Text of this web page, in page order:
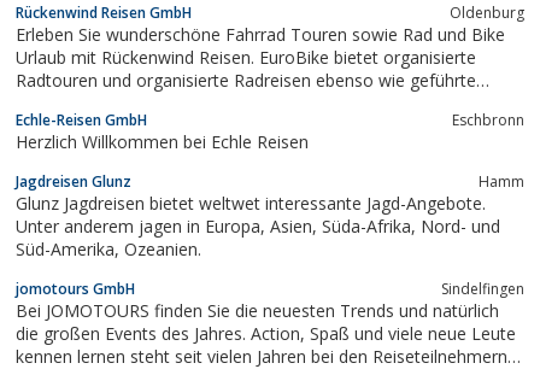
Rückenwind Reisen GmbH Oldenburg
Erleben Sie wunderschöne Fahrrad Touren sowie Rad und Bike
Urlaub mit Rückenwind Reisen. EuroBike bietet organisierte
Radtouren und organisierte Radreisen ebenso wie geführte
Radtouren und Radreisen.
Echle-Reisen GmbH Eschbronn
Herzlich Willkommen bei Echle Reisen
Jagdreisen Glunz Hamm
Glunz Jagdreisen bietet weltwet interessante Jagd-Angebote.
Unter anderem jagen in Europa, Asien, Süda-Afrika, Nord- und
Süd-Amerika, Ozeanien.
jomotours GmbH Sindelfingen
Bei JOMOTOURS finden Sie die neuesten Trends und natürlich
die großen Events des Jahres. Action, Spaß und viele neue Leute
kennen lernen steht seit vielen Jahren bei den Reiseteilnehmern